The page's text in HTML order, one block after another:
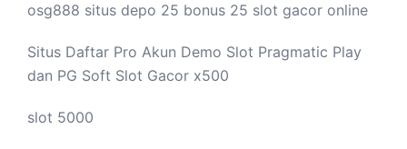
osg888 situs depo 25 bonus 25 slot gacor online
Situs Daftar Pro Akun Demo Slot Pragmatic Play
dan PG Soft Slot Gacor x500
slot 5000